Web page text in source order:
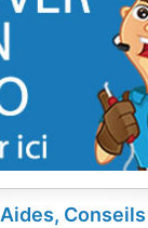
Aides, Conseils